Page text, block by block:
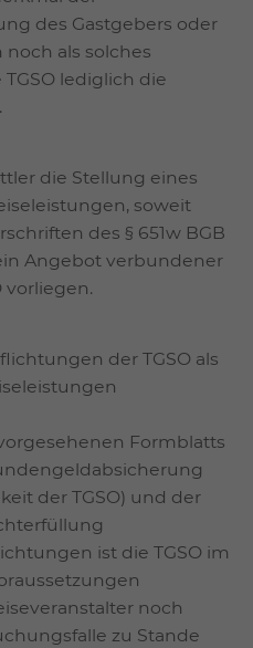
des Gastgebers oder
noch als solches
lediglich die
die Stellung eines
soweit
des § 651w BGB
Angebot verbundener
vorliegen.
der TGSO als
Formblatts
der TGSO) und der
ist die TGSO im
noch
zu Stande